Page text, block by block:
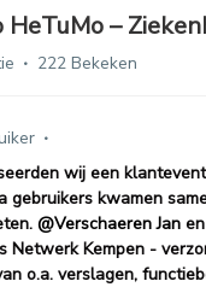
HeTuMo –
222 Bekeken
wij een
gebruikers kwamen
@Verschaeren Jan en
Netwerk Kempen -
o.a. verslagen,